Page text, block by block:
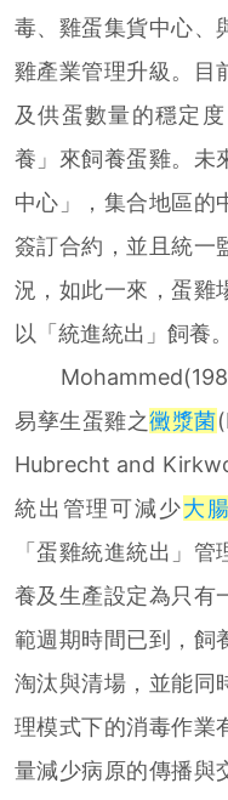
毒、雞蛋集貨中心、
雞產業管理升級。目
及供蛋數量的穩定
養」來飼養蛋雞。未
中心」，集合地區的
簽訂合約，並且統一
況，如此一來，蛋雞
以「統進統出」飼養。
易孳生蛋雞之黴漿菌
Hubrecht and
統出管理可減少大
「蛋雞統進統出」
養及生產設定為只有
範週期時間已到，飼
淘汰與清場，並能同
理模式下的消毒作業
量減少病原的傳播與